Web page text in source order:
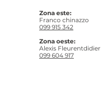
Zona este:
Franco chinazzo
099 915 342
Zona oeste:
Alexis Fleurentdidier
099 604 917